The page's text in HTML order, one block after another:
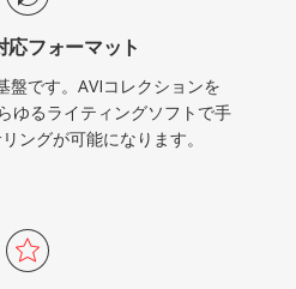
ルベース再生を実現しま
のフォーマットの永続的な
べてのオペレーティングシ
のメディアプレーヤーが追
トールなしにこれらのファ
ローで引き続き見られま
応フォーマット
盤です。AVIコレクションを
ゆるライティングソフトで手
ングが可能になります。